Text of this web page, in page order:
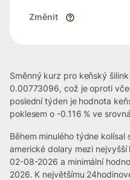
Změnit
Směnný kurz pro keňský
0.00773096, což je oproti
poslední týden je hodnota
poklesem o -0.116 % ve
Během minulého týdne
americké dolary mezi
02-08-2026 a minimální
2026. K největšímu